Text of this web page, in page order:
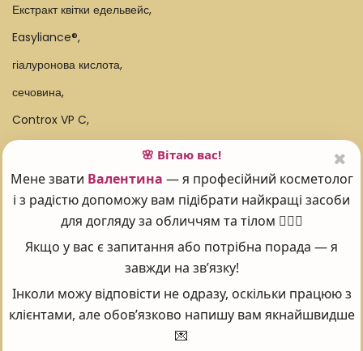
Екстракт квітки едельвейс,
Easyliance®,
гіалуронова кислота,
сечовина,
Controx VP C,
AA2GTM,
Replexium®,
MatrixylTM 3000,
D-пантенол,
аргірелін,
коньяк маннан,
🌸 Вітаю вас!
Мене звати Валентина — я професійний косметолог
і з радістю допоможу вам підібрати найкращі засоби
для догляду за обличчям та тілом 💆‍♀️✨
Якщо у вас є запитання або потрібна порада — я
завжди на зв’язку!
Інколи можу відповісти не одразу, оскільки працюю з
клієнтами, але обов’язково напишу вам якнайшвидше
💌